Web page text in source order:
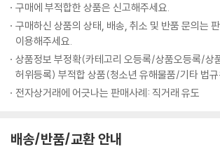
구매에 부적합한 상품은 신고해주세요.
구매하신 상품의 상태, 배송, 취소 및 반품 문의는
이용해주세요.
상품정보 부정확(카테고리 오등록/상품오등록/상
허위등록) 부적합 상품(청소년 유해물품/기타 법
전자상거래에 어긋나는 판매사례: 직거래 유도
배송/반품/교환 안내